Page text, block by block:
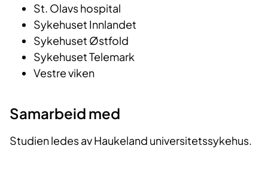
St. Olavs hospital
Sykehuset Innlandet
Sykehuset Østfold
Sykehuset Telemark
Vestre viken
Samarbeid med
Studien ledes av Haukeland universitetssykehus.